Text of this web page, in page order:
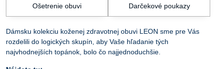
Ošetrenie obuvi Darčekové poukazy
Dámsku kolekciu koženej zdravotnej obuvi LEON sme pre Vás
rozdelili do logických skupín, aby Vaše hľadanie tých
najvhodnejších topánok, bolo čo najjednoduchšie.